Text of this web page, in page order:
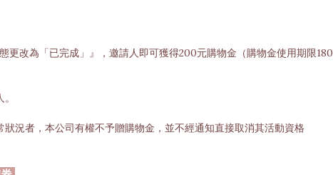
改為「已完成」』，邀請人即可獲得200元購物金（購物金使用期限180
況者，本公司有權不予贈購物金，並不經通知直接取消其活動資格